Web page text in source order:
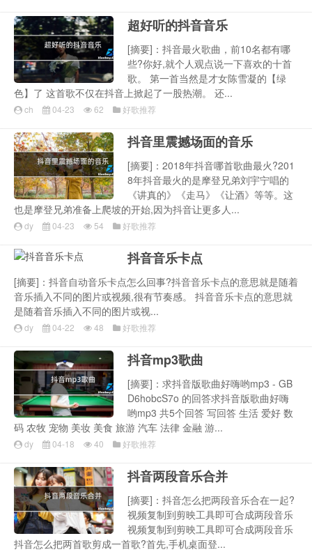
超好听的抖音音乐
[摘要]：抖音最火歌曲，前10名都有哪
些?你好,就个人观点说一下喜欢的十首
歌。 第一首当然是才女陈雪凝的【绿
色】了 这首歌不仅在抖音上掀起了一股热潮。 还...
ch 04-23 62 好歌推荐
抖音里震撼场面的音乐
[摘要]：2018年抖音哪首歌曲最火?201
8年抖音最火的是摩登兄弟刘宇宁唱的
《讲真的》《走马》《让酒》等等。这
也是摩登兄弟准备上爬坡的开始,因为抖音让更多人...
dy 04-23 54 好歌推荐
抖音音乐卡点
[摘要]：抖音自动音乐卡点怎么回事?抖音音乐卡点的意思就是随着
音乐插入不同的图片或视频,很有节奏感。 抖音音乐卡点的意思就
是随着音乐插入不同的图片或视...
dy 04-22 48 好歌推荐
抖音mp3歌曲
[摘要]：求抖音版歌曲好嗨哟mp3 - GB
D6hobcS7o 的回答求抖音版歌曲好嗨
哟mp3 共5个回答 写回答 生活 爱好 数
码 农牧 宠物 美妆 美食 旅游 汽车 法律 金融 游...
dy 04-18 40 好歌推荐
抖音两段音乐合并
[摘要]：抖音怎么把两段音乐合在一起?
视频复制到剪映工具即可合成两段音乐
视频复制到剪映工具即可合成两段音乐
抖音怎么把两首歌剪成一首歌?首先,手机桌面登...